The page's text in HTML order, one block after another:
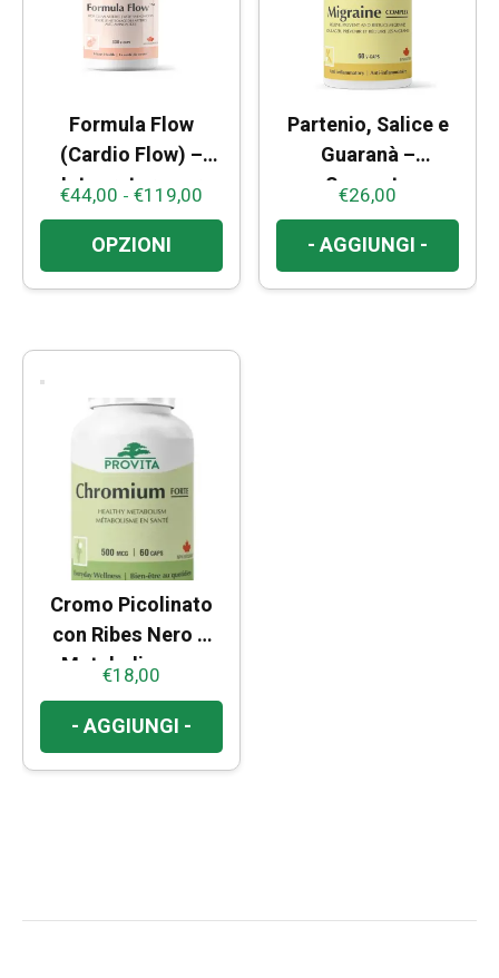
Formula Flow
(Cardio Flow) –
Integratore per
Cuore e
Circolazione
Sanguigna
€44,00 - €119,00Fascia
di
da
a
OPZIONI
Questo
ha
più
varianti.
opzioni
possono
essere
scelte
nella
pagina
del
prodotto
Partenio, Salice e
Guaranà –
Supporto
Benessere e
Comfort Mentale
€26,00
- AGGIUNGI -
Cromo Picolinato
con Ribes Nero –
Metabolismo e
Controllo del Peso
€18,00
- AGGIUNGI -